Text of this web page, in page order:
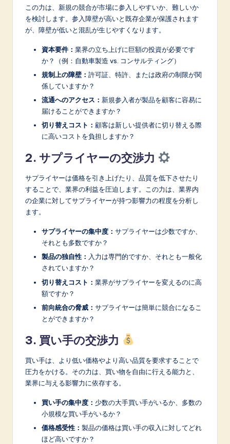
この力は、新規の競合が市場に参入しやすいか、難しいか
を検討します。参入障壁が高いと既存企業が保護されます
が、障壁が低いと混乱が生じやすくなります。
資本要件： 業界の立ち上げに巨額の投資が必要です
か？（例：自動車製造 vs. コンサルティング）
規制上の障壁： 許可証、特許、または政府の制限が関
係していますか？
流通へのアクセス： 新規参入者が製品を顧客に容易に
届けることができますか？
切り替えコスト： 顧客は新しい提供者に切り替える際
に高いコストを負担しますか？
2. サプライヤーの交渉力
サプライヤーは価格を引き上げたり、品質を低下させたり
することで、業界の利益を圧迫します。この力は、業界内
の企業に対してサプライヤーが持つ影響力の程度を分析し
ます。
サプライヤーの集中度： サプライヤーは少数ですか、
それとも多数ですか？
製品の独自性： 入力は専門的ですか、それとも一般化
されていますか？
切り替えコスト： 業界がサプライヤーを変えるのに高
額ですか？
前向統合の脅威： サプライヤーは簡単に競合になるこ
とができますか？
3. 買い手の交渉力
買い手は、より低い価格やより高い品質を要求することで
圧力をかける。その力は、買い物を自由に行える能力と、
業界に与える影響力に依存する。
買い手の集中度： 少数の大手買い手がいるか、多数の
小規模な買い手がいるか？
価格感受性： 製品の価格は買い手の収入に対してどれ
ほど高いですか？